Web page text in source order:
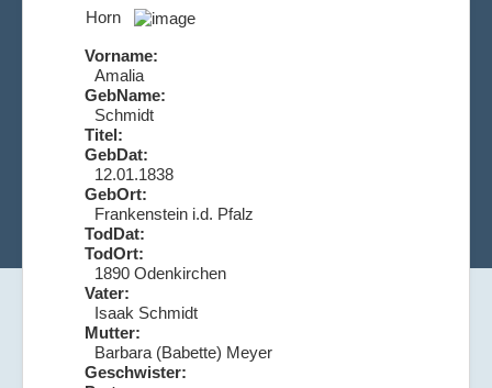
Horn
Vorname:
Amalia
GebName:
Schmidt
Titel:
GebDat:
12.01.1838
GebOrt:
Frankenstein i.d. Pfalz
TodDat:
TodOrt:
1890 Odenkirchen
Vater:
Isaak Schmidt
Mutter:
Barbara (Babette) Meyer
Geschwister: